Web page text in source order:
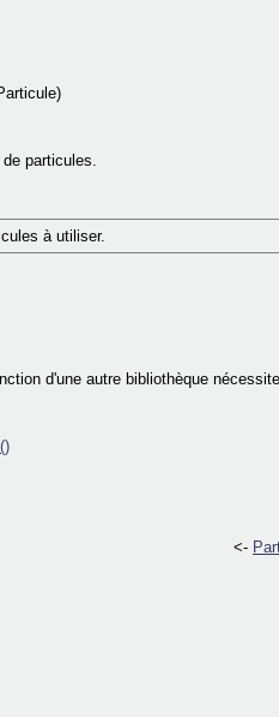
particules.
à utiliser.
d'une autre bibliothèque
<-